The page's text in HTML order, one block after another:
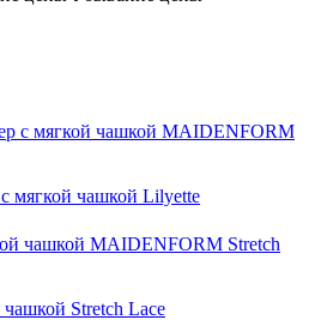
мягкой чашкой Lilyette
чашкой Stretch Lace